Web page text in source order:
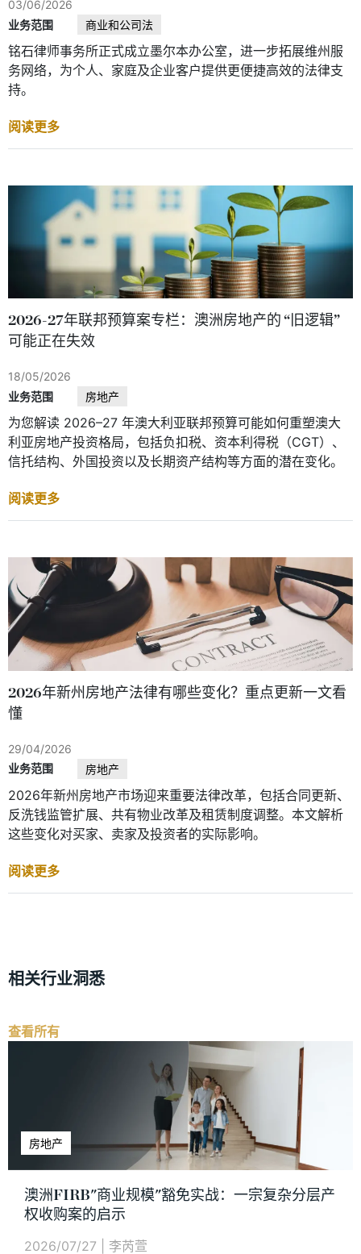
03/06/2026
业务范围
商业和公司法
铭石律师事务所正式成立墨尔本办公室，进一步拓展维州服
务网络，为个人、家庭及企业客户提供更便捷高效的法律支
持。
阅读更多
2026-27年联邦预算案专栏：澳洲房地产的 “旧逻辑”
可能正在失效
18/05/2026
业务范围
房地产
为您解读 2026–27 年澳大利亚联邦预算可能如何重塑澳大
利亚房地产投资格局，包括负扣税、资本利得税（CGT）、
信托结构、外国投资以及长期资产结构等方面的潜在变化。
阅读更多
2026年新州房地产法律有哪些变化？重点更新一文看
懂
29/04/2026
业务范围
房地产
2026年新州房地产市场迎来重要法律改革，包括合同更新、
反洗钱监管扩展、共有物业改革及租赁制度调整。本文解析
这些变化对买家、卖家及投资者的实际影响。
阅读更多
相关行业洞悉
查看所有
房地产
澳洲FIRB"商业规模"豁免实战：一宗复杂分层产
权收购案的启示
2026/07/27 李芮萱